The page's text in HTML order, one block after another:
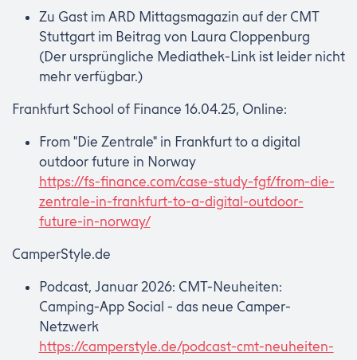
Zu Gast im ARD Mittagsmagazin auf der CMT
Stuttgart im Beitrag von Laura Cloppenburg
(Der ursprüngliche Mediathek-Link ist leider nicht
mehr verfügbar.)
Frankfurt School of Finance 16.04.25, Online:
From "Die Zentrale" in Frankfurt to a digital
outdoor future in Norway
https://fs-finance.com/case-study-fgf/from-die-
zentrale-in-frankfurt-to-a-digital-outdoor-
future-in-norway/
CamperStyle.de
Podcast, Januar 2026: CMT-Neuheiten:
Camping-App Social - das neue Camper-
Netzwerk
https://camperstyle.de/podcast-cmt-neuheiten-